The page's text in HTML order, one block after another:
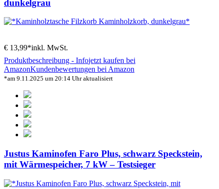
dunkelgrau
€ 13,99*inkl. MwSt.
Produktbeschreibung - Infojetzt kaufen bei
AmazonKundenbewertungen bei Amazon
*am 9.11.2025 um 20:14 Uhr aktualisiert
Justus Kaminofen Faro Plus, schwarz Speckstein,
mit Wärmespeicher, 7 kW – Testsieger